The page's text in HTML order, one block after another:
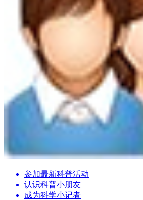
参加最新科普活动
认识科普小朋友
成为科学小记者